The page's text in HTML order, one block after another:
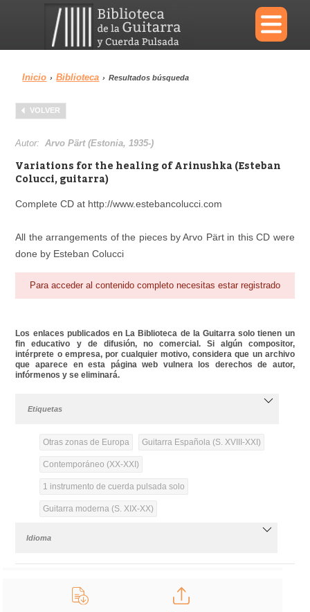
×
Menu
Biblioteca
Área personal
Inicio › Biblioteca › Resultados búsqueda
VOLVER
Autor:Arvo Pärt (Estonia, 1935-)
Variations for the healing of Arinushka (Esteban
Colucci, guitarra)
Complete CD at http://www.estebancolucci.com
All the arrangements of the pieces by Arvo Pärt in this CD were
done by Esteban Colucci
Para acceder al contenido completo necesitas estar registrado
Los enlaces publicados en La Biblioteca de la Guitarra solo tienen un
fin educativo y de difusión, no comercial. Si algún compositor,
intérprete o empresa, por cualquier motivo, considera que un archivo
que aparece en esta página web vulnera los derechos de autor,
infórmenos y se eliminará.
Etiquetas
Otras zonas de Europa Guitarra Española (S. XVIII-XXI)
Contemporáneo (XX-XXI)
1 instrumento de cuerda pulsada solo
Guitarra moderna (S. XIX-XX)
Idioma